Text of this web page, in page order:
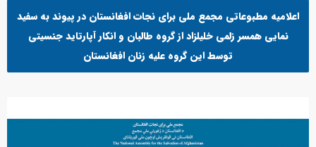
اعلامیه مطبوعاتی مجمع ملی برای نجات افغانستان در پیوند به سفید
نمایی همسر زلمی خلیلزاد از گروه طالبان و انکار آپارتاید جنسیتی
توسط این گروه علیه زنان افغانستان